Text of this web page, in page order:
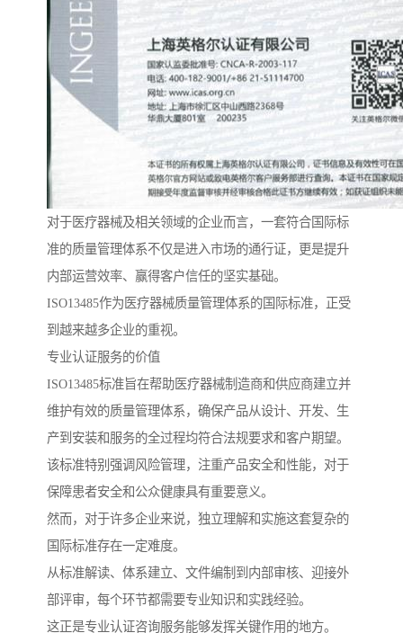
对于医疗器械及相关领域的企业而言，一套符合国际标
准的质量管理体系不仅是进入市场的通行证，更是提升
内部运营效率、赢得客户信任的坚实基础。
ISO13485作为医疗器械质量管理体系的国际标准，正受
到越来越多企业的重视。
专业认证服务的价值
ISO13485标准旨在帮助医疗器械制造商和供应商建立并
维护有效的质量管理体系，确保产品从设计、开发、生
产到安装和服务的全过程均符合法规要求和客户期望。
该标准特别强调风险管理，注重产品安全和性能，对于
保障患者安全和公众健康具有重要意义。
然而，对于许多企业来说，独立理解和实施这套复杂的
国际标准存在一定难度。
从标准解读、体系建立、文件编制到内部审核、迎接外
部评审，每个环节都需要专业知识和实践经验。
这正是专业认证咨询服务能够发挥关键作用的地方。